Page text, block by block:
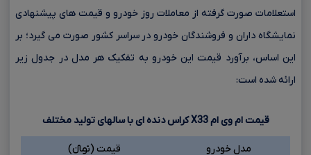
استعلامات صورت گرفته از معاملات روز خودرو و قیمت های پیشنهادی
نمایشگاه داران و فروشندگان خودرو در سراسر کشور صورت می گیرد؛ بر
این اساس، برآورد قیمت این خودرو به تفکیک هر مدل در جدول زیر
ارائه شده است:
قیمت ام وی امX33کراس دنده ای با سالهای تولید مختلف
مدل خودرو
قیمت (تومانءءء)